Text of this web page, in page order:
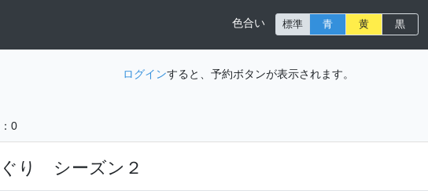
色合い 標準 青 黄 黒
ログインすると、予約ボタンが表示されます。
0
り シーズン２